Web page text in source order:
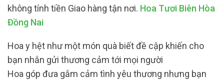
không tính tiền Giao hàng tận nơi. Hoa Tươi Biên Hòa
Đồng Nai
Hoa y hệt như một món quà biết đề cập khiến cho
bạn nhắn gửi thương cảm tới mọi người
Hoa góp đưa gắm cảm tình yêu thương nhưng bạn